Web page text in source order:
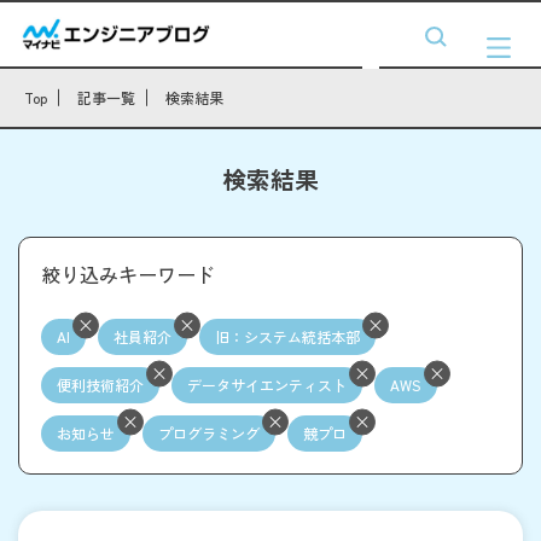
Top 記事一覧 検索結果
検索結果
絞り込みキーワード
AI 社員紹介 旧：システム統括本部
便利技術紹介 データサイエンティスト AWS
お知らせ プログラミング 競プロ